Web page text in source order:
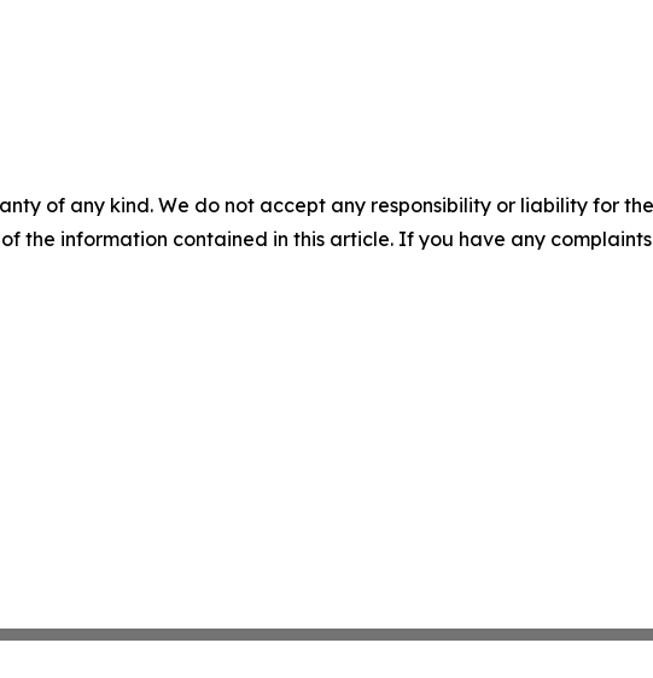
of any kind. We do not accept any responsibility or liability for
the information contained in this article. If you have any